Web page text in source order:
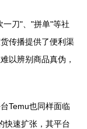
一刀"、"拼单"等社
传播提供了便利渠
以辨别商品真伪，
Temu也同样面临
快速扩张，其平台